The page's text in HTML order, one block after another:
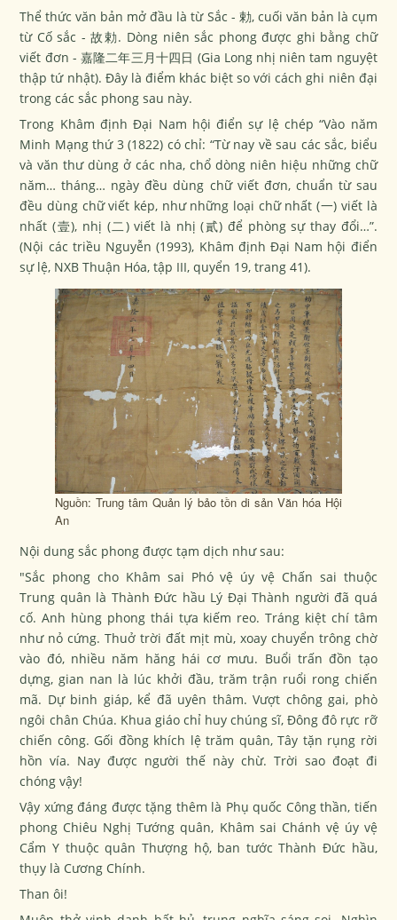
Thể thức văn bản mở đầu là từ Sắc - 勅, cuối văn bản là cụm
từ Cố sắc - 故勅. Dòng niên sắc phong được ghi bằng chữ
viết đơn - 嘉隆二年三月十四日 (Gia Long nhị niên tam nguyệt
thập tứ nhật). Đây là điểm khác biệt so với cách ghi niên đại
trong các sắc phong sau này.
Trong Khâm định Đại Nam hội điển sự lệ chép “Vào năm
Minh Mạng thứ 3 (1822) có chỉ: “Từ nay về sau các sắc, biểu
và văn thư dùng ở các nha, chổ dòng niên hiệu những chữ
năm… tháng… ngày đều dùng chữ viết đơn, chuẩn từ sau
đều dùng chữ viết kép, như những loại chữ nhất (一) viết là
nhất (壹), nhị (二) viết là nhị (貳) để phòng sự thay đổi…”.
(Nội các triều Nguyễn (1993), Khâm định Đại Nam hội điển
sự lệ, NXB Thuận Hóa, tập III, quyển 19, trang 41).
Nguồn: Trung tâm Quản lý bảo tồn di sản Văn hóa Hội
An
Nội dung sắc phong được tạm dịch như sau:
"Sắc phong cho Khâm sai Phó vệ úy vệ Chấn sai thuộc
Trung quân là Thành Đức hầu Lý Đại Thành người đã quá
cố. Anh hùng phong thái tựa kiếm reo. Tráng kiệt chí tâm
như nỏ cứng. Thuở trời đất mịt mù, xoay chuyển trông chờ
vào đó, nhiều năm hăng hái cơ mưu. Buổi trấn đồn tạo
dựng, gian nan là lúc khởi đầu, trăm trận ruổi rong chiến
mã. Dự binh giáp, kể đã uyên thâm. Vượt chông gai, phò
ngôi chân Chúa. Khua giáo chỉ huy chúng sĩ, Đông đô rực rỡ
chiến công. Gối đồng khích lệ trăm quân, Tây tặn rụng rời
hồn vía. Nay được người thế này chừ. Trời sao đoạt đi
chóng vậy!
Vậy xứng đáng được tặng thêm là Phụ quốc Công thần, tiến
phong Chiêu Nghị Tướng quân, Khâm sai Chánh vệ úy vệ
Cẩm Y thuộc quân Thượng hộ, ban tước Thành Đức hầu,
thụy là Cương Chính.
Than ôi!